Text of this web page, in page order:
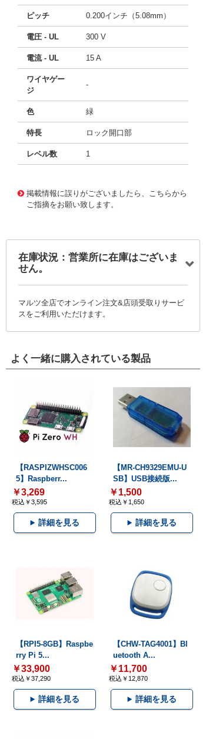
ピッチ 0.200インチ（5.08mm）
電圧 - UL 300 V
電流 - UL 15 A
ワイヤゲー
ジ
-
色 緑
特長 ロック開口部
レベル数 1
掲載情報に誤りがございましたら、こちらから
ご指摘をお願い致します。
在庫状況：営業所に在庫はございま
せん。
マルツ全店でオンライン注文&店頭受取りサービ
スをご利用いただけます。
よく一緒に購入されている製品
【RASPIZWHSC006
5】Raspberr...
￥3,269
税込￥3,595
詳細を見る
【MR-CH9329EMU-U
SB】USB接続版...
￥1,500
税込￥1,650
詳細を見る
【RPI5-8GB】Raspbe
rry Pi 5...
￥33,900
税込￥37,290
詳細を見る
【CHW-TAG4001】Bl
uetooth A...
￥11,700
税込￥12,870
詳細を見る